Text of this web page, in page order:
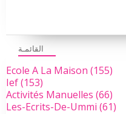
القائمـة
Ecole A La Maison (155)
Ief(153)
Activités Manuelles (66)
Les-Ecrits-De-Ummi (61)